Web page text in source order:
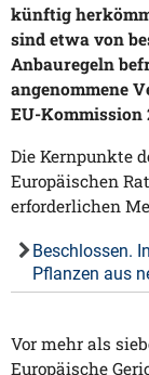
künftig
sind etwa von
Anbauregeln
angenommene
EU-Kommission
Die Kernpunkte
Europäischen
erforderlichen
Beschlossen.
Pflanzen aus
Vor mehr als
Europäische